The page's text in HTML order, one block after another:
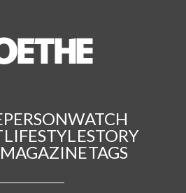
PERSONWATCH
LIFESTYLESTORY
MAGAZINETAGS